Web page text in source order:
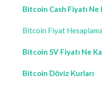
Bitcoin Cash Fiyatı Ne
Bitcoin Fiyat Hesaplama
Bitcoin SV Fiyatı Ne
Bitcoin Döviz Kurları